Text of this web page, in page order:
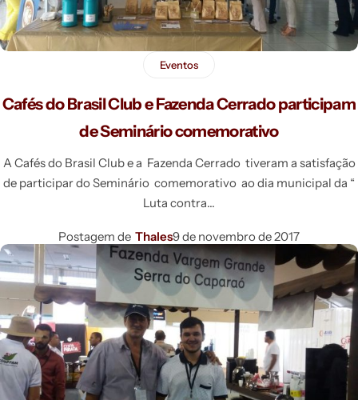
Eventos
Cafés do Brasil Club e Fazenda Cerrado participam
de Seminário comemorativo
A Cafés do Brasil Club e a Fazenda Cerrado tiveram a satisfação
de participar do Seminário comemorativo ao dia municipal da “
Luta contra
Postagem de Thales9 de novembro de 2017